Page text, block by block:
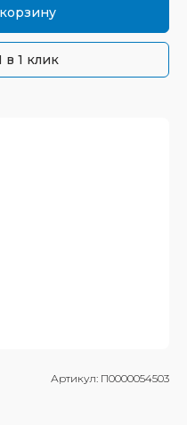
в 1 клик
Артикул: П0000054503